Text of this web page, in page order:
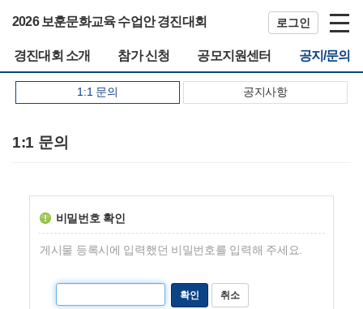
2026 보훈문화교육 수업안 경진대회 로그인
경진대회 소개 참가 신청 공모지원센터 공지/문의
1:1 문의 공지사항
1:1 문의
비밀번호 확인
게시물 등록시에 입력했던 비밀번호를 입력해 주세요.